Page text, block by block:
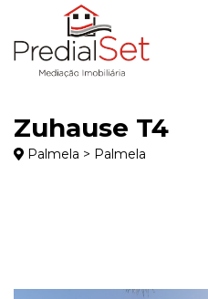
Zuhause T4
Palmela > Palmela